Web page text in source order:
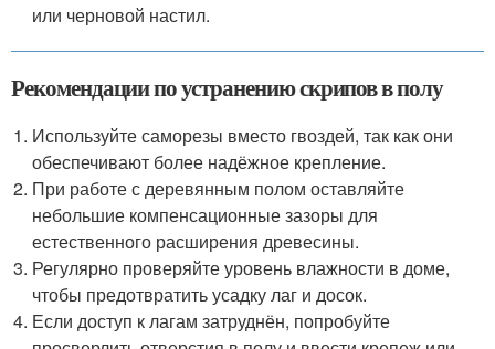
или черновой настил.
Рекомендации по устранению скрипов в полу
Используйте саморезы вместо гвоздей, так как они
обеспечивают более надёжное крепление.
При работе с деревянным полом оставляйте
небольшие компенсационные зазоры для
естественного расширения древесины.
Регулярно проверяйте уровень влажности в доме,
чтобы предотвратить усадку лаг и досок.
Если доступ к лагам затруднён, попробуйте